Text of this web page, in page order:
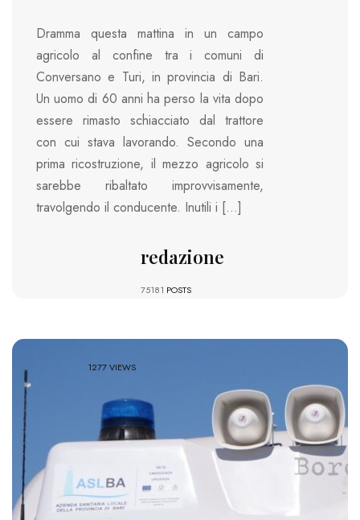
Dramma questa mattina in un campo
agricolo al confine tra i comuni di
Conversano e Turi, in provincia di Bari.
Un uomo di 60 anni ha perso la vita dopo
essere rimasto schiacciato dal trattore
con cui stava lavorando. Secondo una
prima ricostruzione, il mezzo agricolo si
sarebbe ribaltato improvvisamente,
travolgendo il conducente. Inutili i […]
redazione
75181 POSTS
1277 VIEWS